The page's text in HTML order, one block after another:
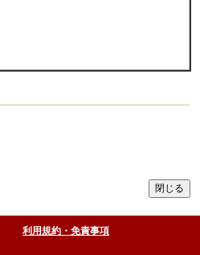
利用規約・免責事項